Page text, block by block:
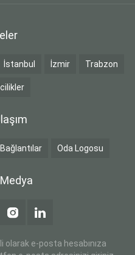
İstanbul İzmir Trabzon
Bağlantılar Oda Logosu
olarak e-posta hesabınıza